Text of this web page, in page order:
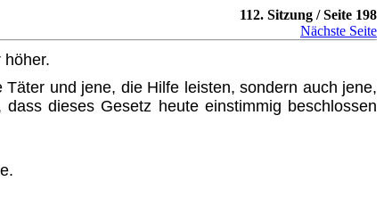
112. Sitzung / Seite 198
Nächste Seite
und jene, die Hilfe leisten, sondern auch jene,
dieses Gesetz heute einstimmig beschlossen